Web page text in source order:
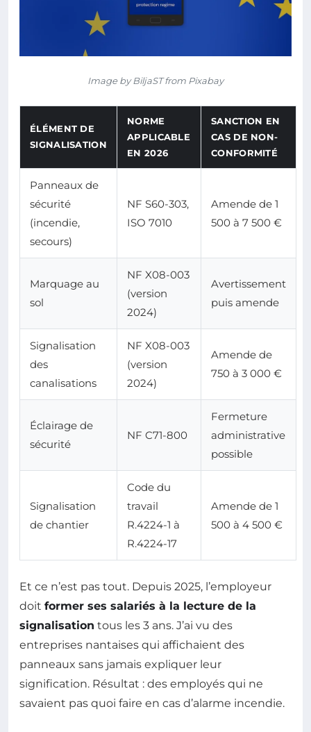
Image by BiljaST from Pixabay
ÉLÉMENT DE
SIGNALISATION
NORME
APPLICABLE
EN 2026
SANCTION EN
CAS DE NON-
CONFORMITÉ
Panneaux de
sécurité
(incendie,
secours)
NF S60-303,
ISO 7010
Amende de 1
500 à 7 500 €
Marquage au
sol
NF X08-003
(version
2024)
Avertissement
puis amende
Signalisation
des
canalisations
NF X08-003
(version
2024)
Amende de
750 à 3 000 €
Éclairage de
sécurité
NF C71-800
Fermeture
administrative
possible
Signalisation
de chantier
Code du
travail
R.4224-1 à
R.4224-17
Amende de 1
500 à 4 500 €
Et ce n’est pas tout. Depuis 2025, l’employeur
doit former ses salariés à la lecture de la
signalisation tous les 3 ans. J’ai vu des
entreprises nantaises qui affichaient des
panneaux sans jamais expliquer leur
signification. Résultat : des employés qui ne
savaient pas quoi faire en cas d’alarme incendie.